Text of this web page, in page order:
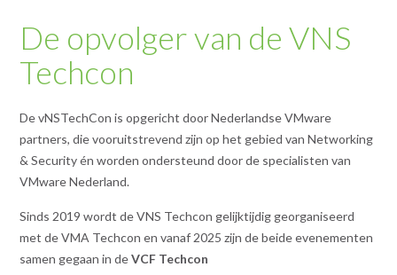
De opvolger van de VNS
Techcon
De vNSTechCon is opgericht door Nederlandse VMware
partners, die vooruitstrevend zijn op het gebied van Networking
& Security én worden ondersteund door de specialisten van
VMware Nederland.
Sinds 2019 wordt de VNS Techcon gelijktijdig georganiseerd
met de VMA Techcon en vanaf 2025 zijn de beide evenementen
samen gegaan in deVCF Techcon